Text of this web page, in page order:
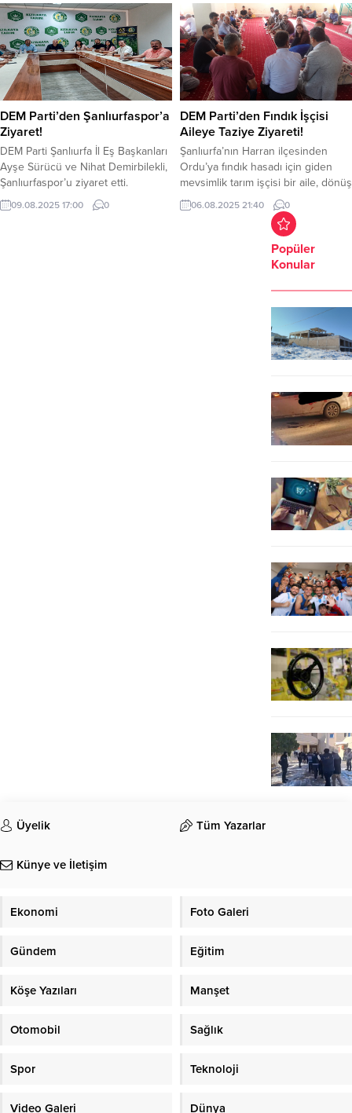
DEM Parti’den Şanlıurfaspor’a
Ziyaret!
DEM Parti Şanlıurfa İl Eş Başkanları
Ayşe Sürücü ve Nihat Demirbilekli,
Şanlıurfaspor’u ziyaret etti.
Ziyarette Şanlıurfaspor Kulüp
Başkanı Mustafa Kemal Saraçoğlu
09.08.2025 17:00 0
DEM Parti’den Fındık İşçisi
Aileye Taziye Ziyareti!
Şanlıurfa’nın Harran ilçesinden
Ordu’ya fındık hasadı için giden
mevsimlik tarım işçisi bir aile, dönüş
yolunda Sivas’ın Suşehri ilçesi
yakınlarında geçirdikleri trafik
kazasında büyük bir acı yaşadı.
Kazada aynı aileden 4 kişi hayatını
kaybederken, çok sayıda yaralı da
kaybedenlerin cenazeleri Harran’a
getirilerek Harran Aile
Mezarlığı’nda defnedildi. Ardından
06.08.2025 21:40 0
Popüler
Konular
Üyelik Tüm Yazarlar
Künye ve İletişim
Ekonomi Foto Galeri
Gündem Eğitim
Köşe Yazıları Manşet
Otomobil Sağlık
Spor Teknoloji
Video Galeri Dünya